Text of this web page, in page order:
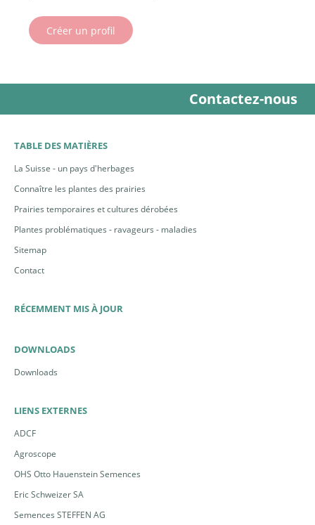
Contactez-nous
TABLE DES MATIÈRES
La Suisse - un pays d'herbages
Connaître les plantes des prairies
Prairies temporaires et cultures dérobées
Plantes problématiques - ravageurs - maladies
Sitemap
Contact
RÉCEMMENT MIS À JOUR
DOWNLOADS
Downloads
LIENS EXTERNES
ADCF
Agroscope
OHS Otto Hauenstein Semences
Eric Schweizer SA
Semences STEFFEN AG